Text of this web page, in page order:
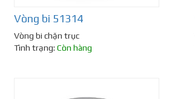
Vòng bi 51314
Vòng bi chặn trục
Tình trạng: Còn hàng